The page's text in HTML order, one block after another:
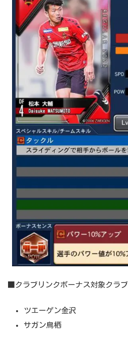
■クラブリンクボーナス対象クラブ
ツエーゲン金沢
サガン鳥栖